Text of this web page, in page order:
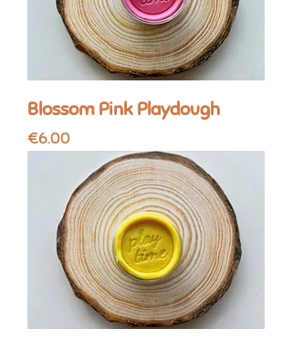
Blossom Pink Playdough
Price
€6.00